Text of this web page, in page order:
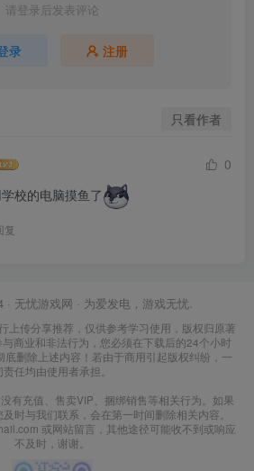
请登录后发表评论
录 注册
只看作者
0
校的电脑摸鱼了
复
· 无忧游戏网 · 为爱发电，游戏无忧.
上传分享推荐，仅供参考学习使用，版权归原著
商业和非法行为，您必须在下载后的24个小时
底删除上述内容！若由于商用引起版权纠纷，一
责任均由使用者承担。
有充值、售卖VIP、捆绑销售等相关行为。如果
时与我们联系，会在第一时间删除相关内容。
或网站留言，其他途径可能收不到或响应
不及时，谢谢。